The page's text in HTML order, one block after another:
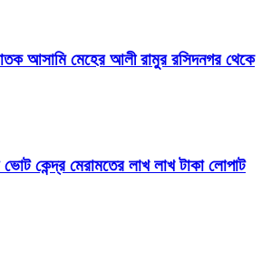
আসামি মেহের আলী রামুর রসিদনগর থেকে
কেন্দ্র মেরামতের লাখ লাখ টাকা লোপাট